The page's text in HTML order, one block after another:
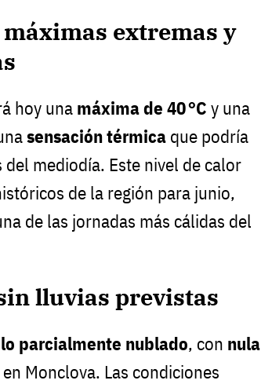
extremas y
hoy una máxima de 40 °C y una
sensación térmica que podría
mediodía. Este nivel de calor
de la región para junio,
de las jornadas más cálidas del
lluvias previstas
parcialmente nublado, con nula
en Monclova. Las condiciones